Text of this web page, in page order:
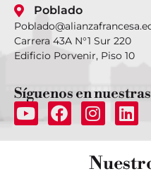
Poblado
Carrera 43A N°1 Sur 220
Edificio Porvenir, Piso 10
Síguenos en